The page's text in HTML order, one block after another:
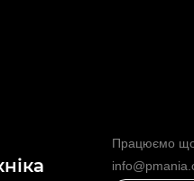
Працюємо